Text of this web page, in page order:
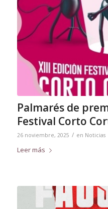
Palmarés de
Festival Corto
26 noviembre, 2025 / en Noticias
Leer más